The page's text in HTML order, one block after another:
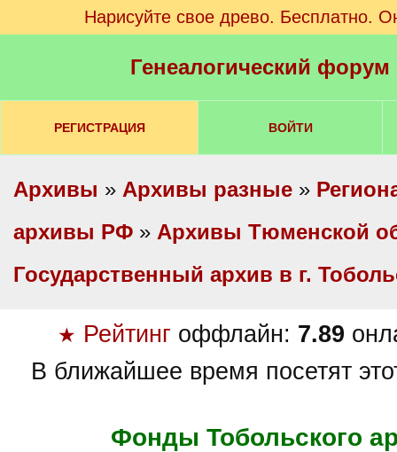
Нарисуйте свое древо. Бесплатно.
Генеалогический
РЕГИСТРАЦИЯ ВОЙТИ
Архивы » Архивы разные »
архивы РФ » Архивы Тюменской
Государственный архив в г.
★ Рейтинг оффлайн: 7.89
В ближайшее время посетят
Фонды Тобольского